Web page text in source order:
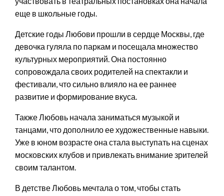
еще в школьные годы.
Детские годы Любови прошли в сердце Москвы, где
девочка гуляла по паркам и посещала множество
культурных мероприятий. Она постоянно
сопровождала своих родителей на спектакли и
фестивали, что сильно влияло на ее раннее
развитие и формирование вкуса.
Также Любовь начала заниматься музыкой и
танцами, что дополнило ее художественные навыки.
Уже в юном возрасте она стала выступать на сценах
московских клубов и привлекать внимание зрителей
своим талантом.
В детстве Любовь мечтала о том, чтобы стать